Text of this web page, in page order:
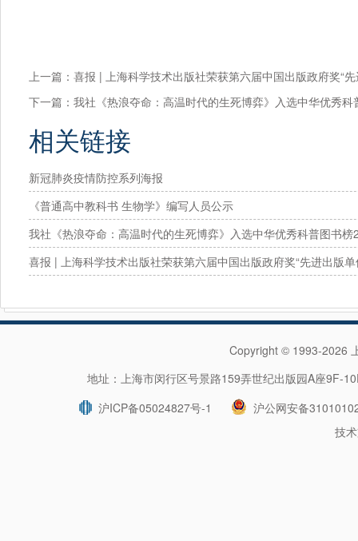
上一篇： 喜报 | 上海科学技术出版社荣获第六届中国出版政府奖“
下一篇： 我社《热浪夺命：高温时代的生死博弈》入选中华优秀
相关链接
新冠肺炎疫情防控系列海报
《普通高中教科书 生物学》编写人员公示
我社《热浪夺命：高温时代的生死博弈》入选中华优秀科普图书榜
年度提名图书！
喜报 | 上海科学技术出版社荣获第六届中国出版政府奖“先进出版单
Copyright © 1993-2026
地址：上海市闵行区号景路159弄世纪出版园A座
沪ICP备05024827号-1
沪公网安备
技